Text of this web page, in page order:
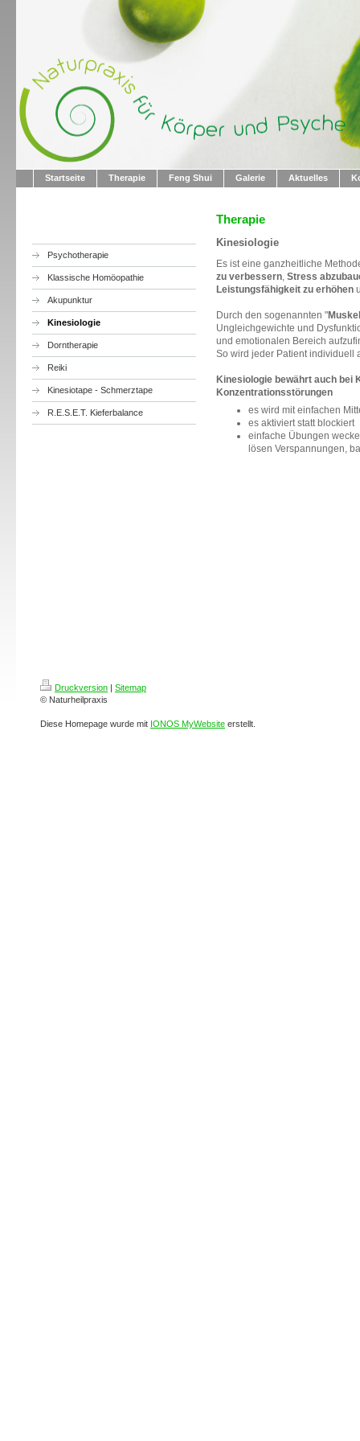
Startseite Therapie Feng Shui Galerie Aktuelles
Psychotherapie
Klassische Homöopathie
Akupunktur
Kinesiologie
Dorntherapie
Reiki
Kinesiotape - Schmerztape
R.E.S.E.T. Kieferbalance
Therapie
Kinesiologie
Es ist eine ganzheitliche
zu verbessern, Stress
Leistungsfähigkeit zu erhöhen
Durch den sogenannten "
Ungleichgewichte und
und emotionalen Bereich
So wird jeder Patient individuell
Kinesiologie bewährt auch bei
Konzentrationsstörungen
es wird mit einfachen
es aktiviert statt blockiert
einfache Übungen
lösen Verspannungen,
Druckversion | Sitemap
© Naturheilpraxis
Diese Homepage wurde mit IONOS MyWebsite erstellt.